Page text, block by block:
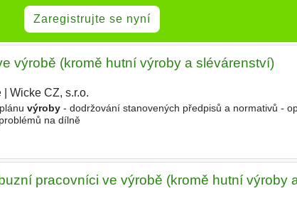
Zaregistrujte se nyní
výrobě (kromě hutní výroby a slévárenství)
| Wicke CZ, s.r.o.
výroby- dodržování stanovených předpisů a normativů -
na dílně
pracovníci ve výrobě (kromě hutní výroby